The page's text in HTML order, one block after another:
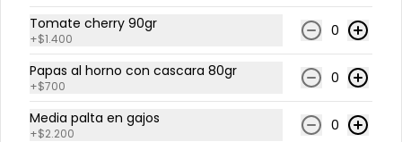
Pollo al pesto
Quínoa tibia, espinaca, tomate
Tomate cherry 90gr
+$1.400 0
Papas al horno con cascara 80gr
+$700 0
Media palta en gajos
+$2.200 0